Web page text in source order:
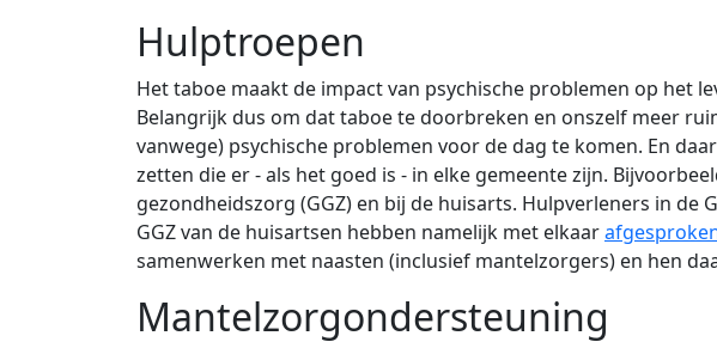
Hulptroepen
Het taboe maakt de impact van psychische problemen op het
Belangrijk dus om dat taboe te doorbreken en onszelf meer
vanwege) psychische problemen voor de dag te komen. En
zetten die er - als het goed is - in elke gemeente zijn.
gezondheidszorg (GGZ) en bij de huisarts. Hulpverleners in de
GGZ van de huisartsen hebben namelijk met elkaar
samenwerken met naasten (inclusief mantelzorgers) en hen
Mantelzorgondersteuning